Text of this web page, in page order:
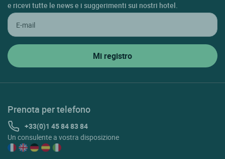
e ricevi tutte le news e i suggerimenti sui nostri hotel.
Prenota per telefono
+33(0)1 45 84 83 84
Un consulente a vostra disposizione